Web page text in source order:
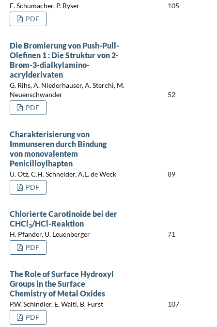
E. Schumacher, P. Ryser
105
PDF
Die Bromierung von Push-Pull-
Olefinen 1 : Die Struktur von 2-
Brom-3-dialkylamino-
acrylderivaten
G. Rihs, A. Niederhauser, A. Sterchi, M.
Neuenschwander
52
PDF
Charakterisierung von
Immunseren durch Bindung
von monovalentem
Penicilloylhapten
U. Otz, C.H. Schneider, A.L. de Weck
89
PDF
Chlorierte Carotinoide bei der
CHCl3/HCl-Reaktion
H. Pfander, U. Leuenberger
71
PDF
The Role of Surface Hydroxyl
Groups in the Surface
Chemistry of Metal Oxides
P.W. Schindler, E. Wälti, B. Fürst
107
PDF